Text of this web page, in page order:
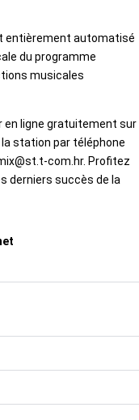
entièrement automatisé
du programme
musicales
en ligne gratuitement sur
station par téléphone
com.hr. Profitez
derniers succès de la